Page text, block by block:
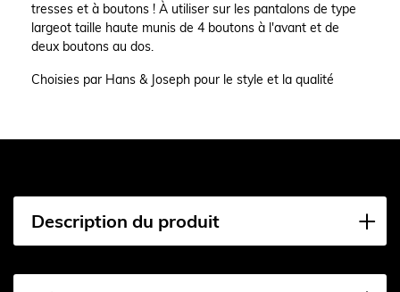
tresses et à boutons ! À utiliser sur les pantalons de type
largeot taille haute munis de 4 boutons à l'avant et de
deux boutons au dos.
Choisies par Hans & Joseph pour le style et la qualité
Description du produit